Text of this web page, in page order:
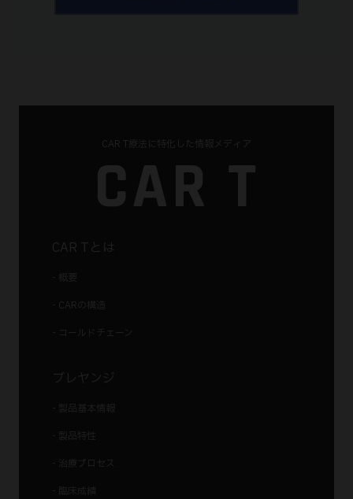
CAR T療法に特化した情報メディア
CAR Tとは
- 概要
- CARの構造
- コールドチェーン
ブレヤンジ
- 製品基本情報
- 製品特性
- 治療プロセス
- 臨床成績